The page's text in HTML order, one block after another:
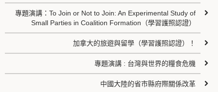
專題演講：To Join or Not to Join: An Experimental Study of
Small Parties in Coalition Formation（學習護照認證）
加拿大的旅遊與留學（學習護照認證）！
專題演講 : 台灣與世界的糧食危機
中國大陸的省市縣府際關係改革